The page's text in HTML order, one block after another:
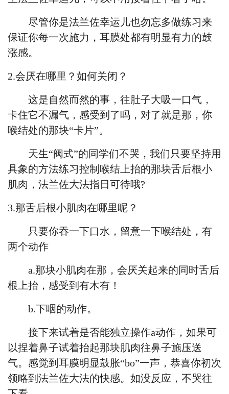
尽管你是法兰佐幸运儿也勿忘多做练习来
保证你每一次施力，耳膜处都有明显有力的鼓
涨感。
2.会厌在哪里？如何关闭？
这是自然而然的事，往肚子大吸一口气，
卡住它不漏气，感受到了吗，对了就是那，你
喉结处的那块“卡片”。
天生“阀式”的同学们不哭，我们只要坚持用
具象的方法练习控制喉结上抬的那块舌后根小
肌肉， 法兰佐大法指日可待哦?
3.那舌后根小肌肉在哪里呢？
只要你吞一下口水，留意一下喉结处，有
两个动作
a.那块小肌肉在那，会厌关起来的同时舌后
根上抬，感受到有木有！
b.下咽的动作。
接下来试着是否能独立操作a动作，如果可
以捏着鼻子试着抬起那块肌肉往鼻子施压送
气。感觉到耳膜明显鼓胀“bo”一声，恭喜你初次
领略到 法兰佐大法的快感。如没反应，不哭往